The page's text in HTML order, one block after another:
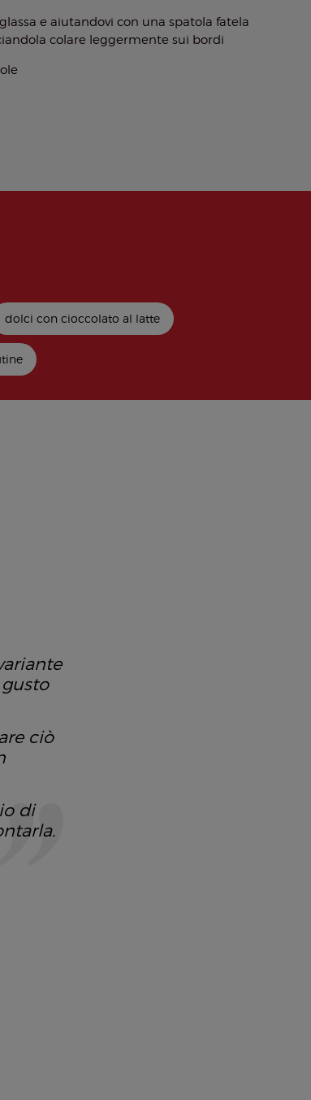
e aiutandovi con una spatola fatela
colare leggermente sui bordi
dolci con cioccolato al latte
ciò
di